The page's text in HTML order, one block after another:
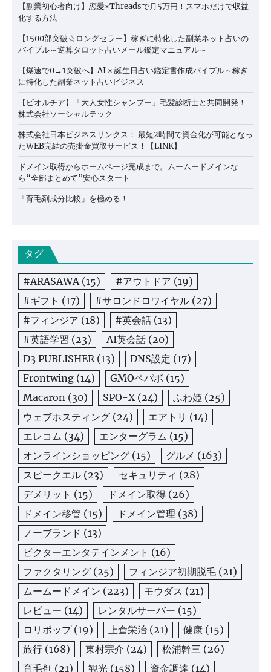
【副業初心者向け】恋愛×Threadsで月5万円！スマホだけで収益
化する方法
【1500部突破☆ロングセラー】稼ぎに特化した副業ネット占いの
バイブル～逆算タロット占いメール鑑定マニュアル～
【爆速で0→1突破へ】AI × 誕生日占い鑑定書作成バイブル～稼ぎ
に特化した副業ネット占いビジネス
【ビオルチア】「大人女性シャンプー」毛髪診断士と共同開発！
株式会社ソーシャルテック
株式会社日本ビジネスリンクス： 最短2時間で資金化が可能となっ
たWEB完結の売掛金買取サービス！【LINK】
ドメイン取得からホームページ完成まで。ムームードメインな
ら“全部まとめて”安心スタート
「育毛剤成分比較」を極める！
タグ
#ARASAWA (15) #アウトドア (19)
#ギフト (17) #サロンドロワイヤル (27)
#フィンジア (18) #英会話 (13)
#英語学習 (23) AI英会話 (20)
D3 PUBLISHER (13) DNS設定 (17)
Frontwing (14) GMOペパボ (15)
Macaron (30) SPO-X (24) ふわ姫 (25)
ウェブホスティング (24) エアトリ (14)
エレコム (34) エンターグラム (15)
オンラインショッピング (15) グルメ (163)
スピークエル (23) セキュリティ (28)
デメリット (15) ドメイン取得 (26)
ドメイン移管 (15) ドメイン管理 (38)
ノーブランド (13)
ビクターエンタテインメント (16)
ファクタリング (25) フィンジア初期脱毛 (21)
ムームードメイン (223) モウダス (21)
レビュー (14) レンタルサーバー (15)
ロリポップ(19) 上倉栄治 (21) 健康 (15)
旅行 (168) 東村宗介 (24) 松浦幹三 (26)
育毛剤 (21) 観光 (158) 資金調達 (14)